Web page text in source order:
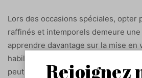
Lors des occasions spéciales, opter
raffinés et intemporels demeure
apprendre davantage sur la mise en
habillée par des bijoux de luxe et
peut être inspirant, surtout lorsque
Rejoignez